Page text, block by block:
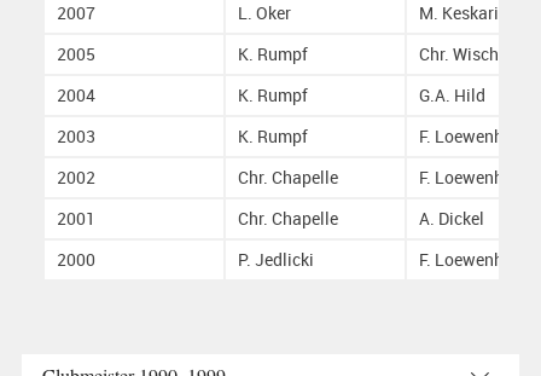
2007
L. Oker
M. Keskari
2005
K. Rumpf
Chr. Wischnath
2004
K. Rumpf
G.A. Hild
2003
K. Rumpf
F. Loewenhardt
2002
Chr. Chapelle
F. Loewenhardt
2001
Chr. Chapelle
A. Dickel
2000
P. Jedlicki F. Loewenhardt